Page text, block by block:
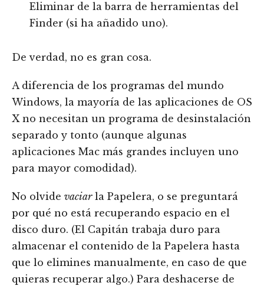
Eliminar de la barra de herramientas del
Finder (si ha añadido uno).
De verdad, no es gran cosa.
A diferencia de los programas del mundo
Windows, la mayoría de las aplicaciones de OS
X no necesitan un programa de desinstalación
separado y tonto (aunque algunas
aplicaciones Mac más grandes incluyen uno
para mayor comodidad).
No olvide vaciarla Papelera, o se preguntará
por qué no está recuperando espacio en el
disco duro. (El Capitán trabaja duro para
almacenar el contenido de la Papelera hasta
que lo elimines manualmente, en caso de que
quieras recuperar algo.) Para deshacerse de